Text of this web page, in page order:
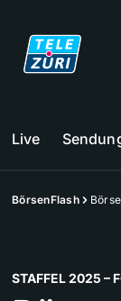
Live
BörsenFlash
STAFFEL 2025 –